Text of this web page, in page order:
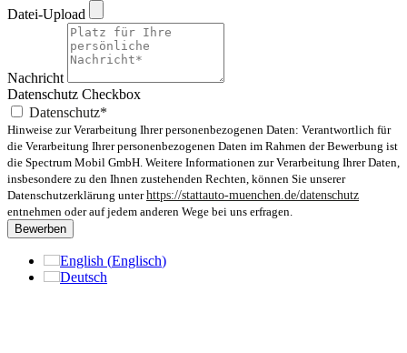
Datei-Upload
Nachricht
Datenschutz Checkbox
Datenschutz*
Hinweise zur Verarbeitung Ihrer personenbezogenen Daten: Verantwortlich für
die Verarbeitung Ihrer personenbezogenen Daten im Rahmen der Bewerbung ist
die Spectrum Mobil GmbH. Weitere Informationen zur Verarbeitung Ihrer Daten,
insbesondere zu den Ihnen zustehenden Rechten, können Sie unserer
Datenschutzerklärung unterhttps://stattauto-muenchen.de/datenschutz
entnehmen oder auf jedem anderen Wege bei uns erfragen.
Bewerben
English (Englisch)
Deutsch